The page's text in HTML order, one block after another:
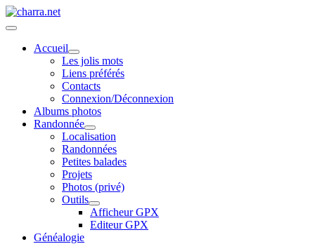
Accueil
Les jolis mots
Liens préférés
Contacts
Connexion/Déconnexion
Albums photos
Randonnée
Localisation
Randonnées
Petites balades
Projets
Photos (privé)
Outils
Afficheur GPX
Editeur GPX
Généalogie